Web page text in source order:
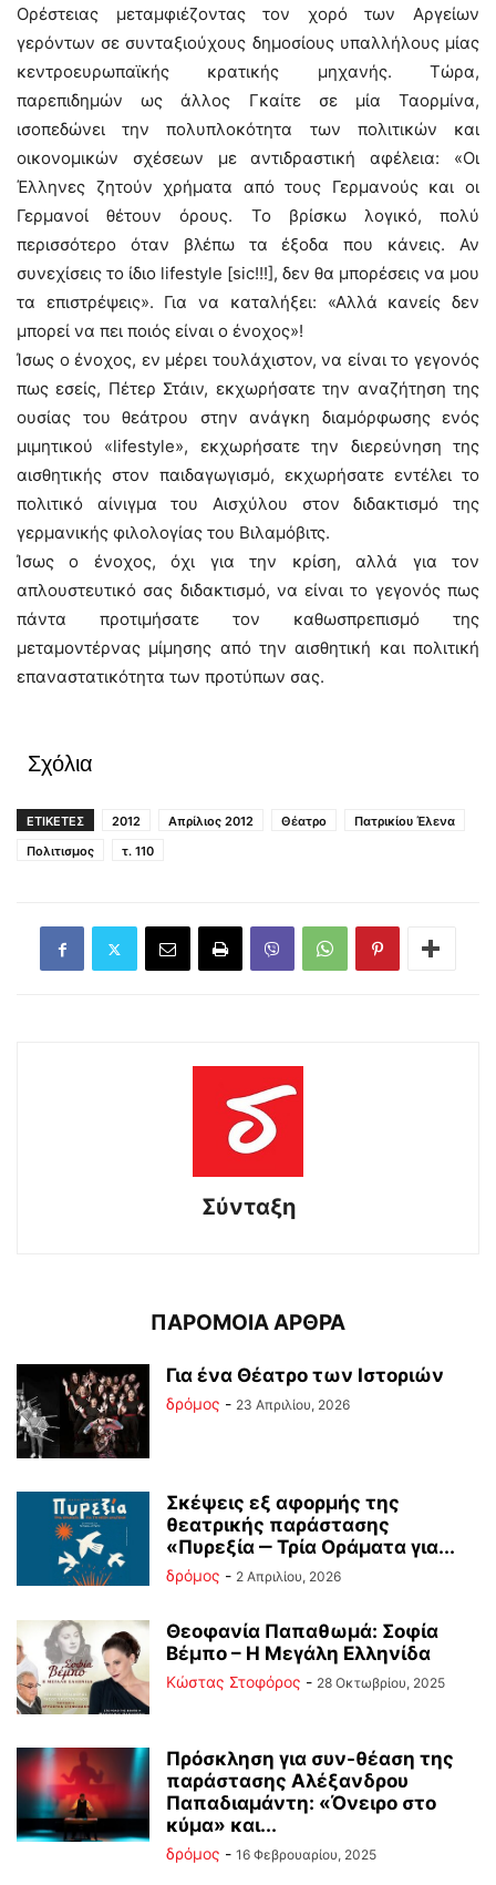
Ορέστειας μεταμφιέζοντας τον χορό των Αργείων
γερόντων σε συνταξιούχους δημοσίους υπαλλήλους μίας
κεντροευρωπαϊκής κρατικής μηχανής. Τώρα,
παρεπιδημών ως άλλος Γκαίτε σε μία Ταορμίνα,
ισοπεδώνει την πολυπλοκότητα των πολιτικών και
οικονομικών σχέσεων με αντιδραστική αφέλεια: «Οι
Έλληνες ζητούν χρήματα από τους Γερμανούς και οι
Γερμανοί θέτουν όρους. Το βρίσκω λογικό, πολύ
περισσότερο όταν βλέπω τα έξοδα που κάνεις. Αν
συνεχίσεις το ίδιο lifestyle [sic!!!], δεν θα μπορέσεις να μου
τα επιστρέψεις». Για να καταλήξει: «Αλλά κανείς δεν
μπορεί να πει ποιός είναι ο ένοχος»!
Ίσως ο ένοχος, εν μέρει τουλάχιστον, να είναι το γεγονός
πως εσείς, Πέτερ Στάιν, εκχωρήσατε την αναζήτηση της
ουσίας του θεάτρου στην ανάγκη διαμόρφωσης ενός
μιμητικού «lifestyle», εκχωρήσατε την διερεύνηση της
αισθητικής στον παιδαγωγισμό, εκχωρήσατε εντέλει το
πολιτικό αίνιγμα του Αισχύλου στον διδακτισμό της
γερμανικής φιλολογίας του Βιλαμόβιτς.
Ίσως ο ένοχος, όχι για την κρίση, αλλά για τον
απλουστευτικό σας διδακτισμό, να είναι το γεγονός πως
πάντα προτιμήσατε τον καθωσπρεπισμό της
μεταμοντέρνας μίμησης από την αισθητική και πολιτική
επαναστατικότητα των προτύπων σας.
Σχόλια
ΕΤΙΚΕΤΕΣ 2012 Απρίλιος 2012 Θέατρο
Πατρικίου Έλενα
Πολιτισμος
τ. 110
Σύνταξη
ΠΑΡΟΜΟΙΑ ΑΡΘΡΑ
Για ένα Θέατρο των Ιστοριών
δρόμος - 23 Απριλίου, 2026
Σκέψεις εξ αφορμής της
θεατρικής παράστασης
«Πυρεξία ‒ Τρία Οράματα για...
δρόμος - 2 Απριλίου, 2026
Θεοφανία Παπαθωμά: Σοφία
Βέμπο – Η Μεγάλη Ελληνίδα
Κώστας Στοφόρος - 28 Οκτωβρίου, 2025
Πρόσκληση για συν-θέαση της
παράστασης Αλέξανδρου
Παπαδιαμάντη: «Όνειρο στο
κύμα» και...
δρόμος - 16 Φεβρουαρίου, 2025